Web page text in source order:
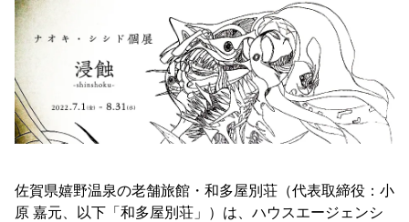
佐賀県嬉野温泉の老舗旅館・和多屋別荘（代表取締役：小
原 嘉元、以下「和多屋別荘」）は、ハウスエージェンシ